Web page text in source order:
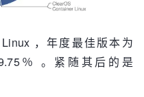
，年度最佳版本为
％ 。紧随其后的是